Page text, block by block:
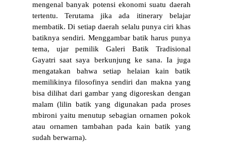
mengenal banyak potensi ekonomi suatu daerah
tertentu. Terutama jika ada itinerary belajar
membatik. Di setiap daerah selalu punya ciri khas
batiknya sendiri. Menggambar batik harus punya
tema, ujar pemilik Galeri Batik Tradisional
Gayatri saat saya berkunjung ke sana. Ia juga
mengatakan bahwa setiap helaian kain batik
memilikinya filosofinya sendiri dan makna yang
bisa dilihat dari gambar yang digoreskan dengan
malam (lilin batik yang digunakan pada proses
mbironi yaitu menutup sebagian ornamen pokok
atau ornamen tambahan pada kain batik yang
sudah berwarna).